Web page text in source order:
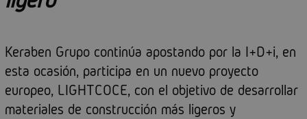
Keraben Grupo continúa apostando por la I+D+i, en
esta ocasión, participa en un nuevo proyecto
europeo, LIGHTCOCE, con el objetivo de desarrollar
materiales de construcción más ligeros y